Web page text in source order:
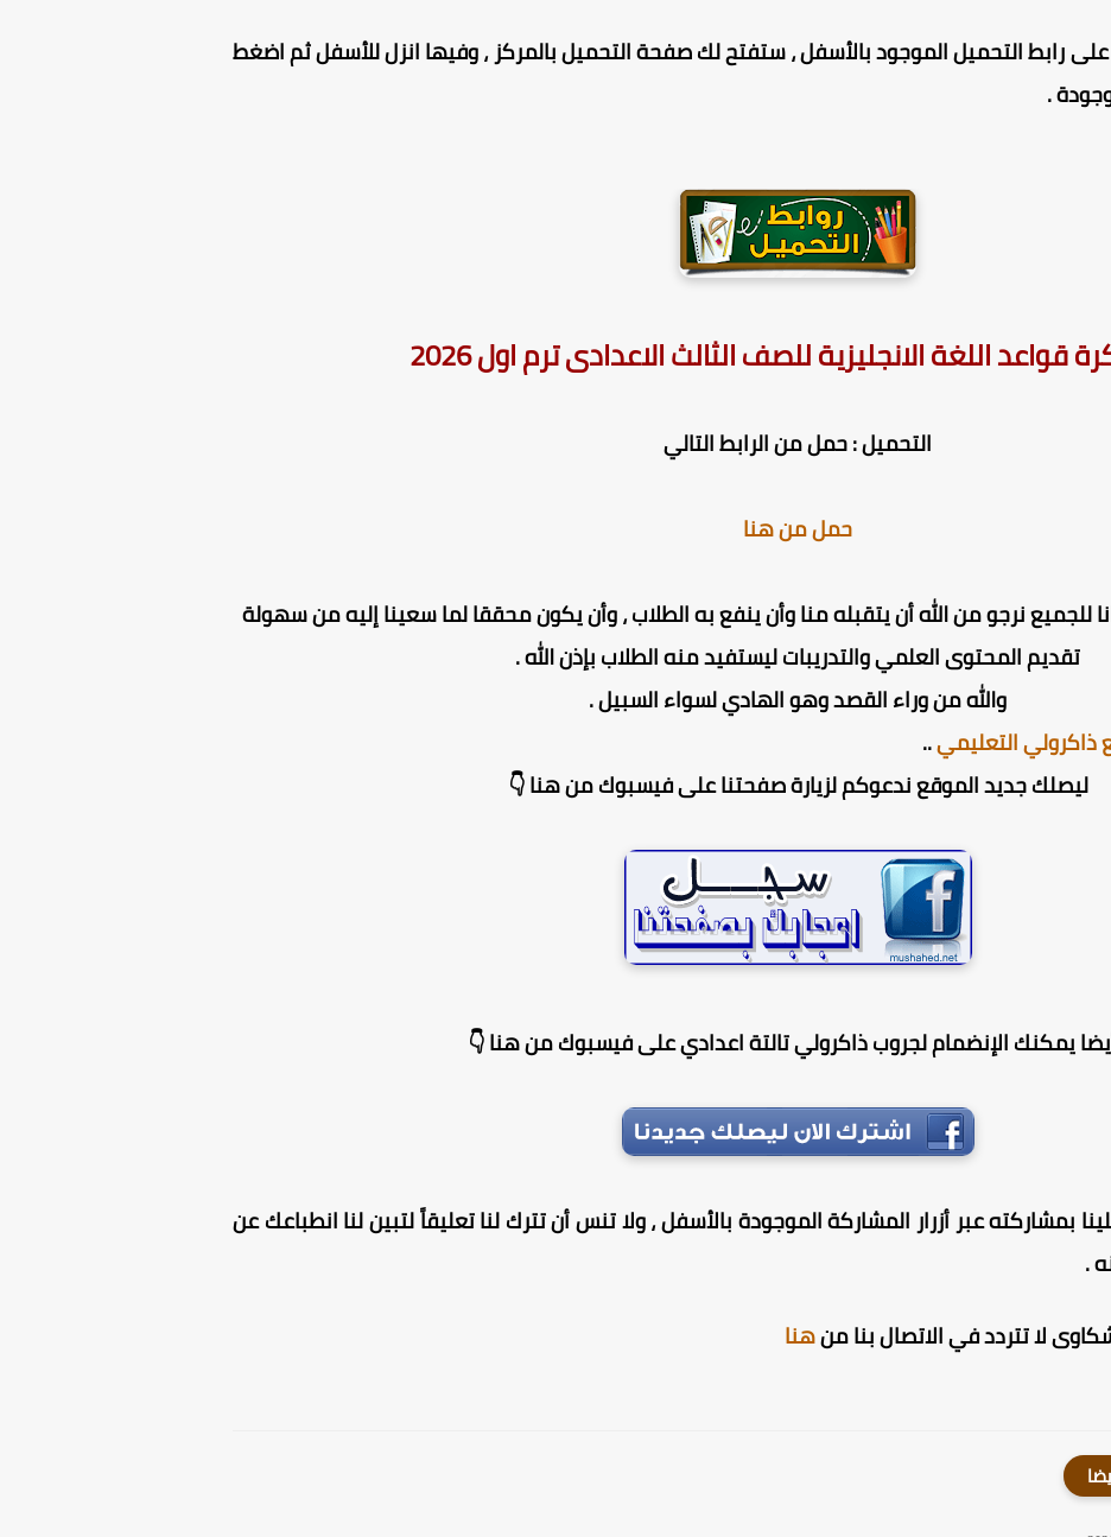
رابط التحميل الموجود بالأسفل ، ستفتح لك صفحة التحميل بالمركز ، وفيها انزل للأسفل ثم اضغط
.
قواعد اللغة الانجليزية للصف الثالث الاعدادى ترم اول 2026
التحميل : حمل من الرابط التالي
حمل من هنا
للجميع نرجو من الله أن يتقبله منا وأن ينفع به الطلاب ، وأن يكون محققا لما سعينا إليه من سهولة
تقديم المحتوى العلمي والتدريبات ليستفيد منه الطلاب بإذن الله .
والله من وراء القصد وهو الهادي لسواء السبيل .
التعليمي..
ليصلك جديد الموقع ندعوكم لزيارة صفحتنا على فيسبوك من هنا 👇
يمكنك الإنضمام لجروب ذاكرولي تالتة اعدادي على فيسبوك من هنا 👇
بمشاركته عبر أزرار المشاركة الموجودة بالأسفل ، ولا تنس أن تترك لنا تعليقاً لتبين لنا انطباعك عن
.
لا تتردد في الاتصال بنا منهنا